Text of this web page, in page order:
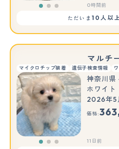
0時間前
ただいま 10人以
マルチ
マイクロチップ装着 遺伝子検査情報
神奈川県
ホワイト
2026年5
価格:
11日前